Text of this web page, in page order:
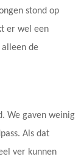
stond op
er wel een
de
We gaven weinig
Als dat
ver kunnen